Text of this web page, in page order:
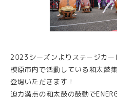
2023シーズンよりステージカ
模原市内で活動している和太鼓
登場いただきます！
迫力満点の和太鼓の鼓動で